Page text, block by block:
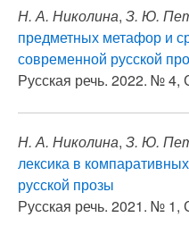
Н. А. Николина, З. Ю.
предметных метафор и
современной русской
Русская речь. 2022. № 4,
Н. А. Николина, З. Ю.
лексика в
русской прозы
Русская речь. 2021. № 1,